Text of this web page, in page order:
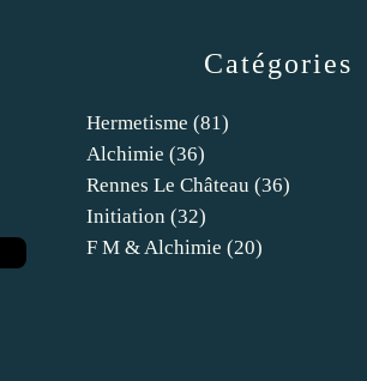
Catégories
Hermetisme (81)
Alchimie (36)
Rennes Le Château (36)
Initiation (32)
F M & Alchimie (20)